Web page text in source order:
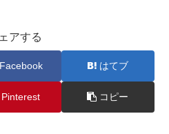
アする
Facebook はてブ
Pinterest コピー